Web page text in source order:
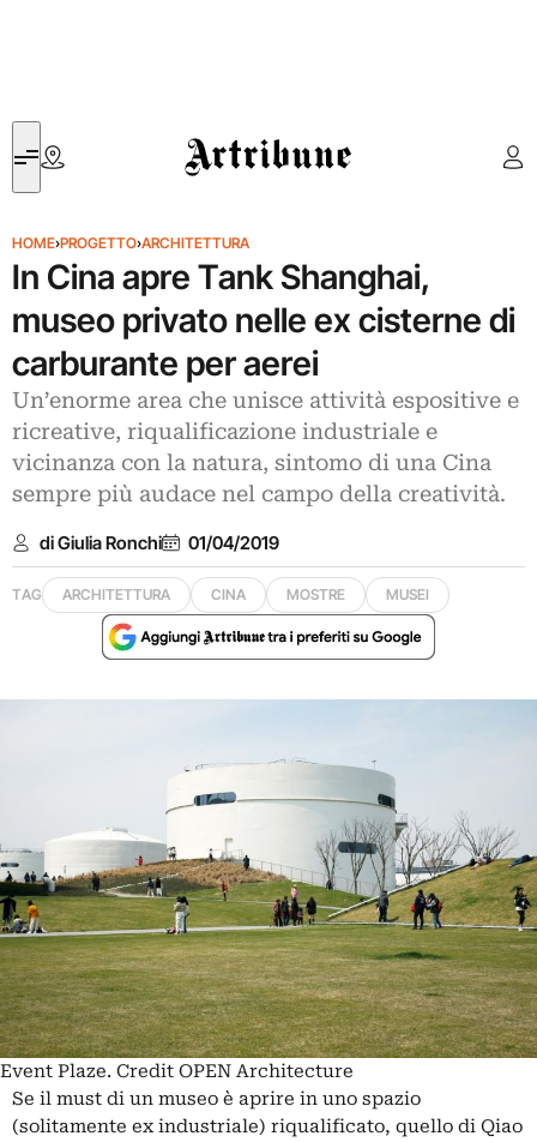
Artribune
HOME›PROGETTO›ARCHITETTURA
In Cina apre Tank Shanghai,
museo privato nelle ex cisterne di
carburante per aerei
Un’enorme area che unisce attività espositive e
ricreative, riqualificazione industriale e
vicinanza con la natura, sintomo di una Cina
sempre più audace nel campo della creatività.
di Giulia Ronchi 01/04/2019
TAG ARCHITETTURA CINA MOSTRE MUSEI
Event Plaze. Credit OPEN Architecture
Se il must di un museo è aprire in uno spazio
(solitamente ex industriale) riqualificato, quello di Qiao